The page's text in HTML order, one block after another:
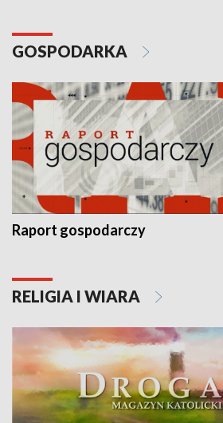
GOSPODARKA
Raport gospodarczy
RELIGIA I WIARA